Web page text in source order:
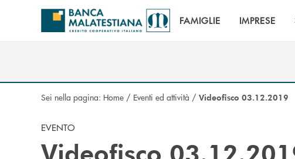
Salta al contenuto principale
FAMIGLIE IMPRESE
Sei nella pagina: Home / Eventi ed attività / Videofisco 03.12.2019
EVENTO
Videofisco